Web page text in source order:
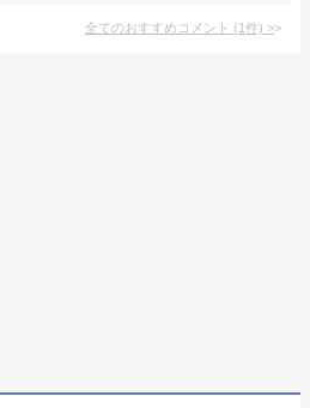
全てのおすすめコメント (1件) >